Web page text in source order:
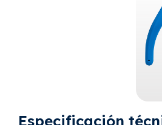
Especificación